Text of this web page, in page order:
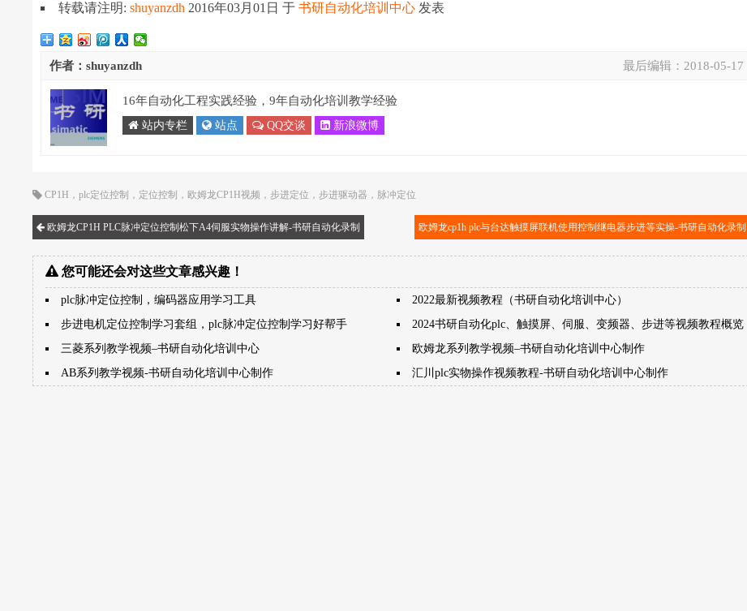
转载请注明:shuyanzdh 2016年03月01日于书研自动化培训中心 发表
最后编辑： 2018-05-17
作者：shuyanzdh
16年自动化工程实践经验，9年自动化培训教学经验
站内专栏 站点 QQ交谈 新浪微博
CP1H ，plc定位控制 ， 定位控制 ， 欧姆龙CP1H视频 ，步进定位 ，步进驱动器 ， 脉冲定位
欧姆龙CP1H PLC脉冲定位控制松下A4伺服实物操作讲解-书研自动化录制 欧姆龙cp1h plc与台达触摸屏联机使用控制继电器步进等实操-书研自动化录制
您可能还会对这些文章感兴趣！
plc脉冲定位控制，编码器应用学习工具
2022最新视频教程（书研自动化培训中心）
步进电机定位控制学习套组，plc脉冲定位控制学习好帮手
2024书研自动化plc、触摸屏、伺服、变频器、步进等视频教程概览
三菱系列教学视频–书研自动化培训中心
欧姆龙系列教学视频–书研自动化培训中心制作
AB系列教学视频-书研自动化培训中心制作
汇川plc实物操作视频教程-书研自动化培训中心制作